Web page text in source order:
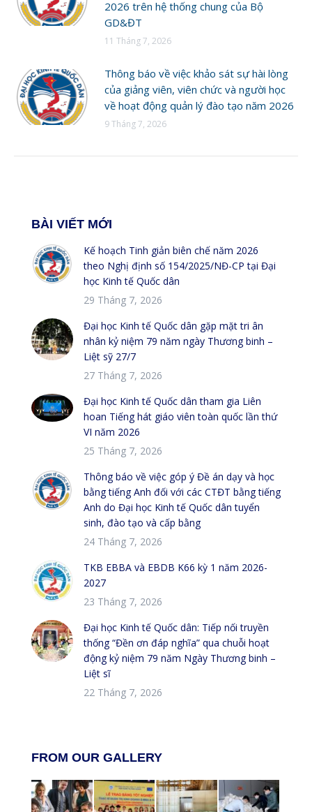
2026 trên hệ thống chung của Bộ
GD&ĐT
11 Tháng 7, 2026
Thông báo về việc khảo sát sự hài lòng
của giảng viên, viên chức và người học
về hoạt động quản lý đào tạo năm 2026
9 Tháng 7, 2026
BÀI VIẾT MỚI
Kế hoạch Tinh giản biên chế năm 2026
theo Nghị định số 154/2025/NĐ-CP tại Đại
học Kinh tế Quốc dân
29 Tháng 7, 2026
Đại học Kinh tế Quốc dân gặp mặt tri ân
nhân kỷ niệm 79 năm ngày Thương binh –
Liệt sỹ 27/7
27 Tháng 7, 2026
Đại học Kinh tế Quốc dân tham gia Liên
hoan Tiếng hát giáo viên toàn quốc lần thứ
VI năm 2026
25 Tháng 7, 2026
Thông báo về việc góp ý Đề án dạy và học
bằng tiếng Anh đối với các CTĐT bằng tiếng
Anh do Đại học Kinh tế Quốc dân tuyển
sinh, đào tạo và cấp bằng
24 Tháng 7, 2026
TKB EBBA và EBDB K66 kỳ 1 năm 2026-
2027
23 Tháng 7, 2026
Đại học Kinh tế Quốc dân: Tiếp nối truyền
thống “Đền ơn đáp nghĩa” qua chuỗi hoạt
động kỷ niệm 79 năm Ngày Thương binh –
Liệt sĩ
22 Tháng 7, 2026
FROM OUR GALLERY